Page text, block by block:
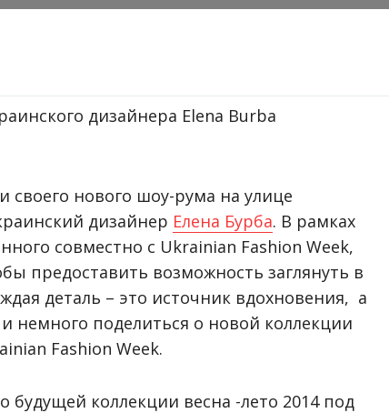
своего нового шоу-рума на улице
дизайнер Елена Бурба. В рамках
совместно с Ukrainian Fashion Week,
предоставить возможность заглянуть в
деталь – это источник вдохновения, а
немного поделиться о новой коллекции
Fashion Week.
будущей коллекции весна -лето 2014 под